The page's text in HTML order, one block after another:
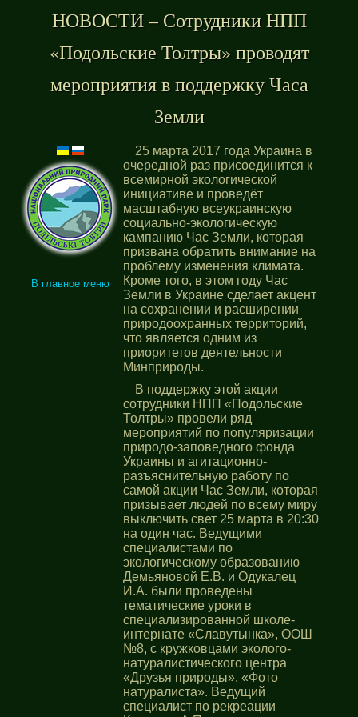
НОВОСТИ – Сотрудники НПП
«Подольские Толтры» проводят
мероприятия в поддержку Часа
Земли
В главное меню
25 марта 2017 года Украина в
очередной раз присоединится к
всемирной экологической
инициативе и проведёт
масштабную всеукраинскую
социально-экологическую
кампанию Час Земли, которая
призвана обратить внимание на
проблему изменения климата.
Кроме того, в этом году Час
Земли в Украине сделает акцент
на сохранении и расширении
природоохранных территорий,
что является одним из
приоритетов деятельности
Минприроды.
В поддержку этой акции
сотрудники НПП «Подольские
Толтры» провели ряд
мероприятий по популяризации
природо-заповедного фонда
Украины и агитационно-
разъяснительную работу по
самой акции Час Земли, которая
призывает людей по всему миру
выключить свет 25 марта в 20:30
на один час. Ведущими
специалистами по
экологическому образованию
Демьяновой Е.В. и Одукалец
И.А. были проведены
тематические уроки в
специализированной школе-
интернате «Славутынка», ООШ
№8, с кружковцами эколого-
натуралистического центра
«Друзья природы», «Фото
натуралиста». Ведущий
специалист по рекреации